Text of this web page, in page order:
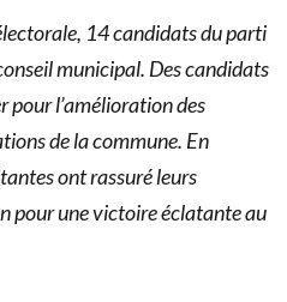
14 candidats du parti
municipal. Des candidats
pour l’amélioration des
de la commune. En
ont rassuré leurs
pour une victoire éclatante au